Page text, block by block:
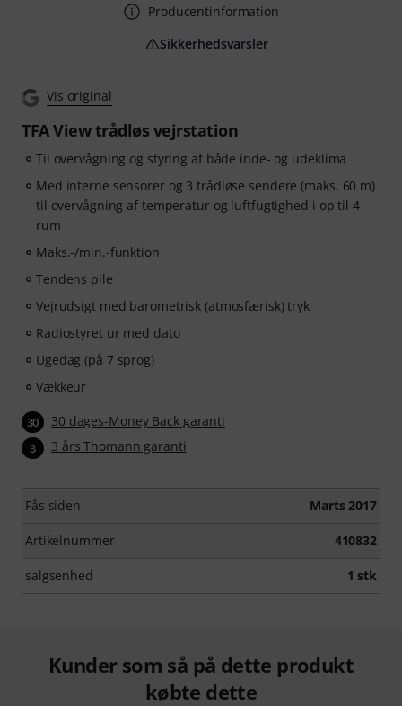
Vis original
TFA View trådløs vejrstation
Til overvågning og styring af både inde- og udeklima
Med interne sensorer og 3 trådløse sendere (maks. 60 m)
til overvågning af temperatur og luftfugtighed i op til 4
rum
Maks.-/min.-funktion
Tendens pile
Vejrudsigt med barometrisk (atmosfærisk) tryk
Radiostyret ur med dato
Ugedag (på 7 sprog)
Vækkeur
30 30 dages-Money Back garanti
3 3 års Thomann garanti
Fås siden Marts 2017
Artikelnummer 410832
salgsenhed 1 stk
Producentinformation
Sikkerhedsvarsler
Kunder som så på dette produkt
købte dette